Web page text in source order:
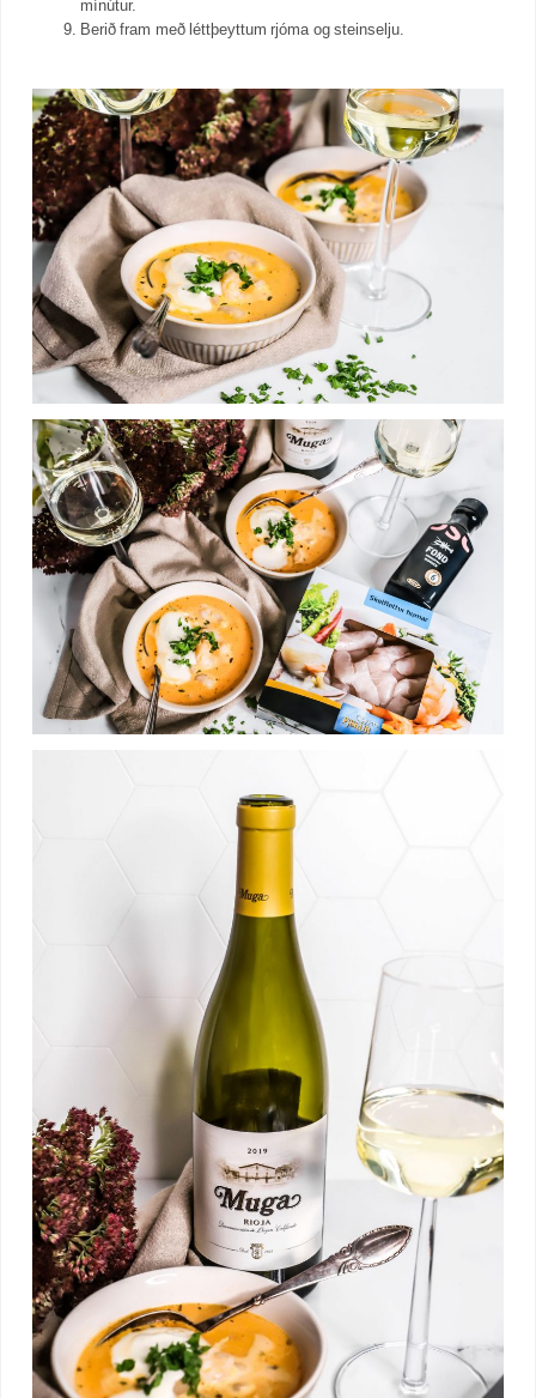
mínútur.
Berið fram með léttþeyttum rjóma og steinselju.